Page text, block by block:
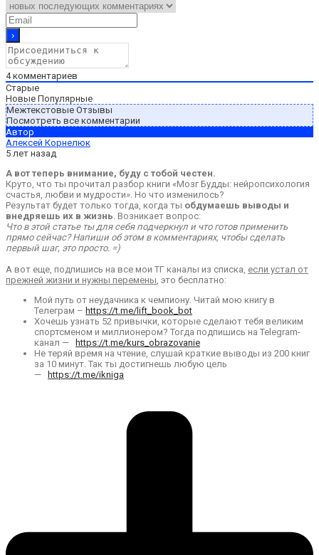
4комментариев
Старые
Новые Популярные
Межтекстовые Отзывы
Посмотреть все комментарии
Автор
Алексей Корнелюк
5 лет назад
А вот теперь внимание, буду с тобой честен.
Круто, что ты прочитал разбор книги «Мозг Будды: нейропсихология
счастья, любви и мудрости». Но что изменилось?
Результат будет только тогда, когда ты обдумаешь выводы и
внедряешь их в жизнь . Возникает вопрос:
Что в этой статье ты для себя подчеркнул и что готов применить
прямо сейчас? Напиши об этом в комментариях, чтобы сделать
первый шаг, это просто. =)
А вот еще, подпишись на все мои ТГ каналы из списка, если устал от
прежней жизни и нужны перемены , это бесплатно:
Мой путь от неудачника к чемпиону. Читай мою книгу в
Телеграм – https://t.me/lift_book_bot
Хочешь узнать 52 привычки, которые сделают тебя великим
спортсменом и миллионером? Тогда подпишись на Telegram-
канал —
https://t.me/kurs_obrazovanie
Не теряй время на чтение, слушай краткие выводы из 200 книг
за 10 минут. Так ты достигнешь любую цель
—
https://t.me/ikniga